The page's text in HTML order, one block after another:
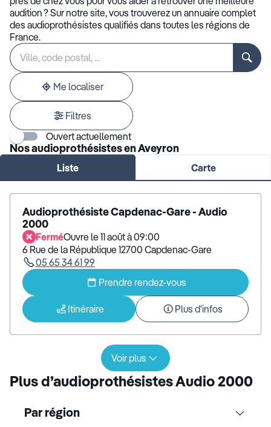
audition ? Sur notre site, vous trouverez un annuaire complet
des audioprothésistes qualifiés dans toutes les régions de
France.
Rechercher
établissement
Veuillez
renseigner
une
adresse
Me localiser
Filtres
Ouvert actuellement
Nos audioprothésistes en Aveyron
Liste Carte
Audioprothésiste Capdenac-Gare - Audio
2000
FerméOuvre le 11 août à 09:00
6 Rue de la République 12700 Capdenac-Gare
05 65 34 61 99
Prendre rendez-vous
Itinéraire Plus d'infos
Voir plus
Plus d’audioprothésistes Audio 2000
Par région